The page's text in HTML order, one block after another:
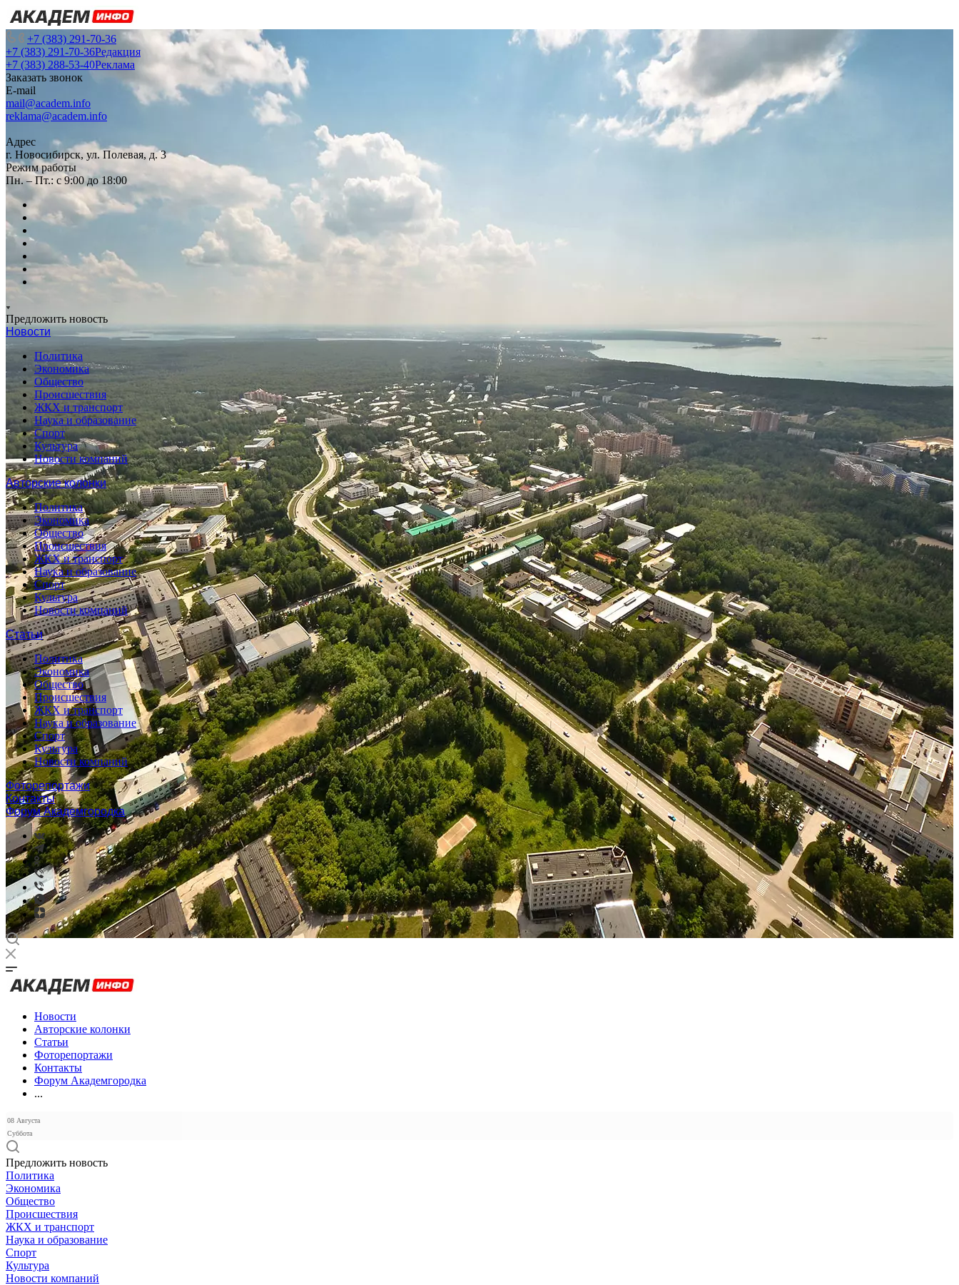
+7 (383) 291-70-36
+7 (383) 291-70-36Редакция
+7 (383) 288-53-40Реклама
Заказать звонок
E-mail
mail@academ.info
reklama@academ.info
Адрес
г. Новосибирск, ул. Полевая, д. 3
Режим работы
Пн. – Пт.: с 9:00 до 18:00
Предложить новость
Новости
Политика
Экономика
Общество
Происшествия
ЖКХ и транспорт
Наука и образование
Спорт
Культура
Новости компаний
Авторские колонки
Политика
Экономика
Общество
Происшествия
ЖКХ и транспорт
Наука и образование
Спорт
Культура
Новости компаний
Статьи
Политика
Экономика
Общество
Происшествия
ЖКХ и транспорт
Наука и образование
Спорт
Культура
Новости компаний
Фоторепортажи
Контакты
Форум Академгородка
Новости
Авторские колонки
Статьи
Фоторепортажи
Контакты
Форум Академгородка
...
08 Августа
Суббота
Предложить новость
Политика
Экономика
Общество
Происшествия
ЖКХ и транспорт
Наука и образование
Спорт
Культура
Новости компаний